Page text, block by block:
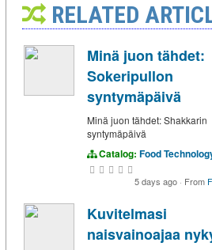
RELATED
Minä juon tähdet:
Sokeripullon
syntymäpäivä
Minä juon tähdet: Shakkarin
syntymäpäivä
Catalog: Food
5 days ago · From
Kuvitelmasi
naisvainoajaa